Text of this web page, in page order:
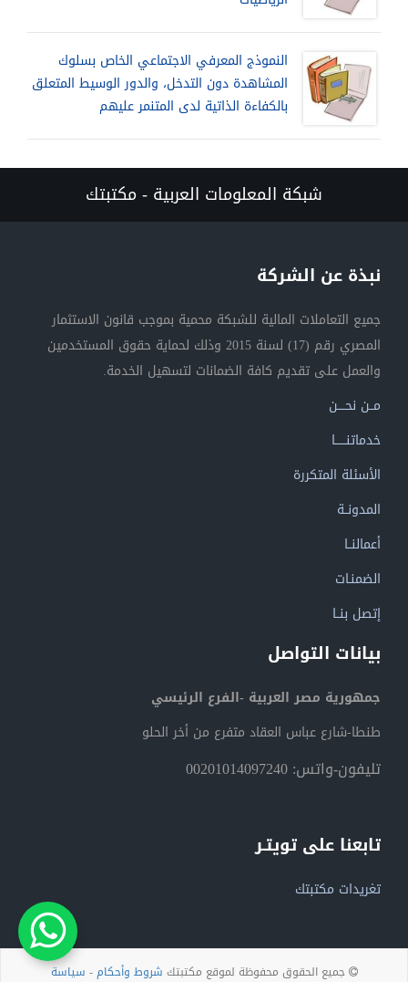
النموذج المعرفي الاجتماعي الخاص بسلوك
المشاهدة دون التدخل، والدور الوسيط المتعلق
بالكفاءة الذاتية لدى المتنمر عليهم
شبكة المعلومات العربية - مكتبتك
نبذة عن الشركة
جميع التعاملات المالية للشبكة محمية بموجب قانون الاستثمار
المصري رقم (17) لسنة 2015 وذلك لحماية حقوق المستخدمين
والعمل على تقديم كافة الضمانات لتسهيل الخدمة.
مــن نحــــن
خدماتنــــــا
الأسئلة المتكررة
المدونــة
أعمالنــا
الضمنـات
إتصل بنــا
بيانات التواصل
جمهورية مصر العربية -الفرع الرئيسي
طنطا-شارع عباس العقاد متفرع من أخر الحلو
تليفون-واتس: 00201014097240
تابعنا على تويتـر
تغريدات مكتبتك
جميع الحقوق محفوظة لموقع مكتبتك شروط وأحكام- سياسة